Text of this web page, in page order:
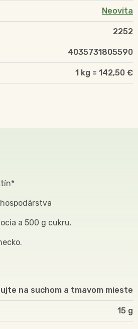
Neovita
2252
4035731805590
1 kg = 142,50 €
a 500 g cukru.
na suchom a tmavom mieste
15